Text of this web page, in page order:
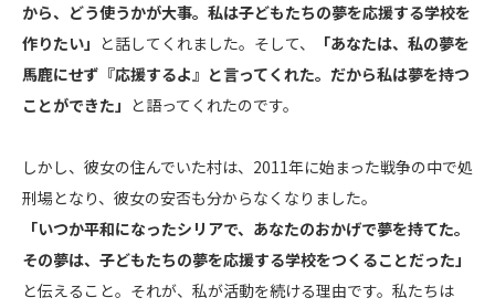
から、どう使うかが大事。私は子どもたちの夢を応援する学校を
作りたい」 と話してくれました。そして、
「あなたは、私の夢を
馬鹿にせず『応援するよ』と言ってくれた。だから私は夢を持つ
ことができた」 と語ってくれたのです。
しかし、彼女の住んでいた村は、2011年に始まった戦争の中で処
刑場となり、彼女の安否も分からなくなりました。
「いつか平和になったシリアで、あなたのおかげで夢を持てた。
その夢は、子どもたちの夢を応援する学校をつくることだった」
と伝えること。それが、私が活動を続ける理由です。私たちは